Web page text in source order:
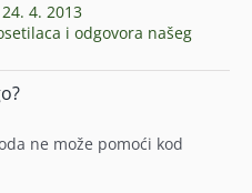
4. 2013
i odgovora našeg
ne može pomoći kod